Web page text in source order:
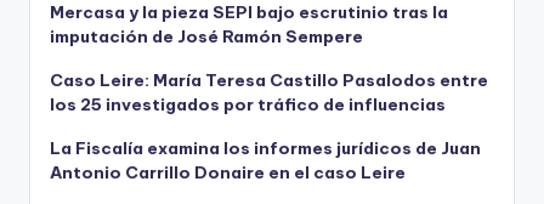
Mercasa y la pieza SEPI bajo escrutinio tras la
imputación de José Ramón Sempere
Caso Leire: María Teresa Castillo Pasalodos entre
los 25 investigados por tráfico de influencias
La Fiscalía examina los informes jurídicos de Juan
Antonio Carrillo Donaire en el caso Leire